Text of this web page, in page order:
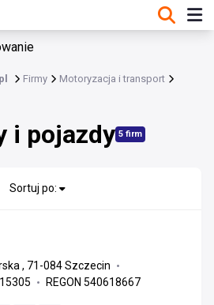
Firmy Motoryzacja i transport
i pojazdy 5 firm
logistyka
Sortuj po:
, 71-084 Szczecin
REGON 540618667